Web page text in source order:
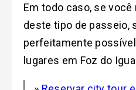
Em todo caso, se você
deste tipo de passeio,
perfeitamente
lugares em Foz do